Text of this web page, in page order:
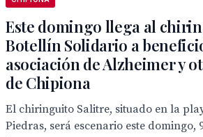
Este domingo llega al
Botellín Solidario a
asociación de Alzheimer y
de Chipiona
El chiringuito Salitre, situado en la
Piedras, será escenario este domingo,